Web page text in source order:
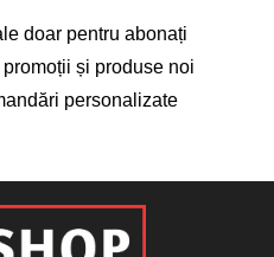
doar pentru abonați
și produse noi
personalizate